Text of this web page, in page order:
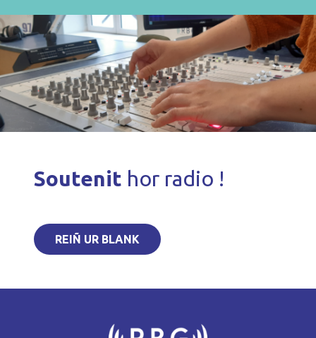
Soutenit hor radio !
REIÑ UR BLANK